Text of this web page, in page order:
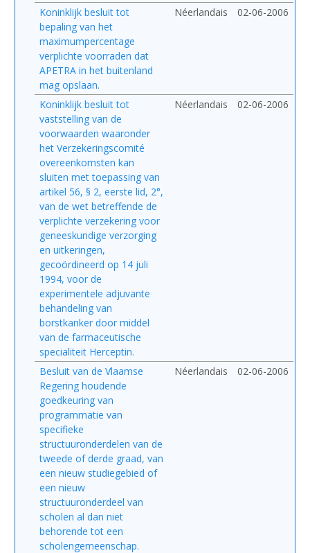
Koninklijk besluit tot
bepaling van het
maximumpercentage
verplichte voorraden dat
APETRA in het buitenland
mag opslaan.
Néerlandais 02-06-2006
Koninklijk besluit tot
vaststelling van de
voorwaarden waaronder
het Verzekeringscomité
overeenkomsten kan
sluiten met toepassing van
artikel 56, § 2, eerste lid, 2°,
van de wet betreffende de
verplichte verzekering voor
geneeskundige verzorging
en uitkeringen,
gecoördineerd op 14 juli
1994, voor de
experimentele adjuvante
behandeling van
borstkanker door middel
van de farmaceutische
specialiteit Herceptin.
Néerlandais 02-06-2006
Besluit van de Vlaamse
Regering houdende
goedkeuring van
programmatie van
specifieke
structuuronderdelen van de
tweede of derde graad, van
een nieuw studiegebied of
een nieuw
structuuronderdeel van
scholen al dan niet
behorende tot een
scholengemeenschap.
Néerlandais 02-06-2006